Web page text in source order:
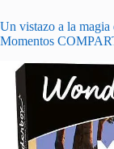
Un vistazo a la
Momentos